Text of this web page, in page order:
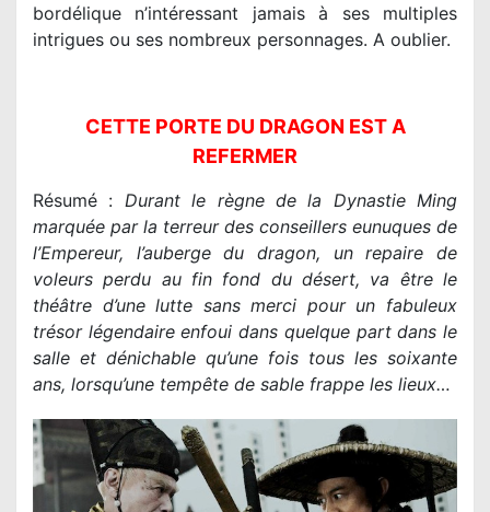
bordélique n’intéressant jamais à ses multiples
intrigues ou ses nombreux personnages. A oublier.
CETTE PORTE DU DRAGON EST A
REFERMER
Résumé : Durant le règne de la Dynastie Ming
marquée par la terreur des conseillers eunuques de
l’Empereur, l’auberge du dragon, un repaire de
voleurs perdu au fin fond du désert, va être le
théâtre d’une lutte sans merci pour un fabuleux
trésor légendaire enfoui dans quelque part dans le
salle et dénichable qu’une fois tous les soixante
ans, lorsqu’une tempête de sable frappe les lieux…